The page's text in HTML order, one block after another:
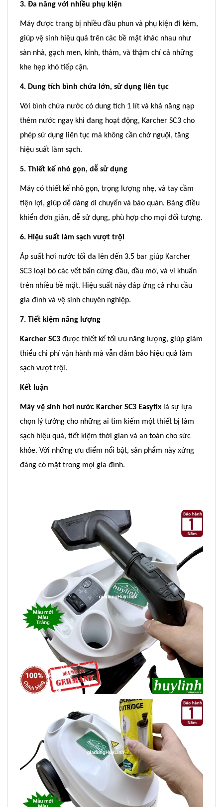
3. Đa năng với nhiều phụ kiện
Máy được trang bị nhiều đầu phun và phụ kiện đi kèm,
giúp vệ sinh hiệu quả trên các bề mặt khác nhau như
sàn nhà, gạch men, kính, thảm, và thậm chí cả những
khe hẹp khó tiếp cận.
4. Dung tích bình chứa lớn, sử dụng liên tục
Với bình chứa nước có dung tích 1 lít và khả năng nạp
thêm nước ngay khi đang hoạt động, Karcher SC3 cho
phép sử dụng liên tục mà không cần chờ nguội, tăng
hiệu suất làm sạch.
5. Thiết kế nhỏ gọn, dễ sử dụng
Máy có thiết kế nhỏ gọn, trọng lượng nhẹ, và tay cầm
tiện lợi, giúp dễ dàng di chuyển và bảo quản. Bảng điều
khiển đơn giản, dễ sử dụng, phù hợp cho mọi đối tượng.
6. Hiệu suất làm sạch vượt trội
Áp suất hơi nước tối đa lên đến 3.5 bar giúp Karcher
SC3 loại bỏ các vết bẩn cứng đầu, dầu mỡ, và vi khuẩn
trên nhiều bề mặt. Hiệu suất này đáp ứng cả nhu cầu
gia đình và vệ sinh chuyên nghiệp.
7. Tiết kiệm năng lượng
Karcher SC3 được thiết kế tối ưu năng lượng, giúp giảm
thiểu chi phí vận hành mà vẫn đảm bảo hiệu quả làm
sạch vượt trội.
Kết luận
Máy vệ sinh hơi nước Karcher SC3 Easyfix là sự lựa
chọn lý tưởng cho những ai tìm kiếm một thiết bị làm
sạch hiệu quả, tiết kiệm thời gian và an toàn cho sức
khỏe. Với những ưu điểm nổi bật, sản phẩm này xứng
đáng có mặt trong mọi gia đình.